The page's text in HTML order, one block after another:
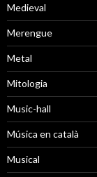
Medieval
Merengue
Metal
Mitologia
Music-hall
Música en català
Musical